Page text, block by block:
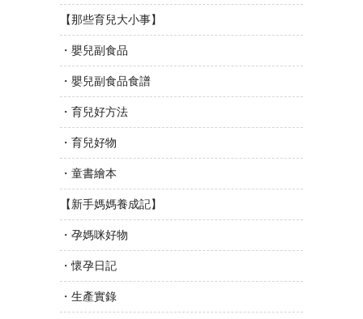
【那些育兒大小事】
・嬰兒副食品
・嬰兒副食品食譜
・育兒好方法
・育兒好物
・童書繪本
【新手媽媽養成記】
・孕媽咪好物
・懷孕日記
・生產實錄